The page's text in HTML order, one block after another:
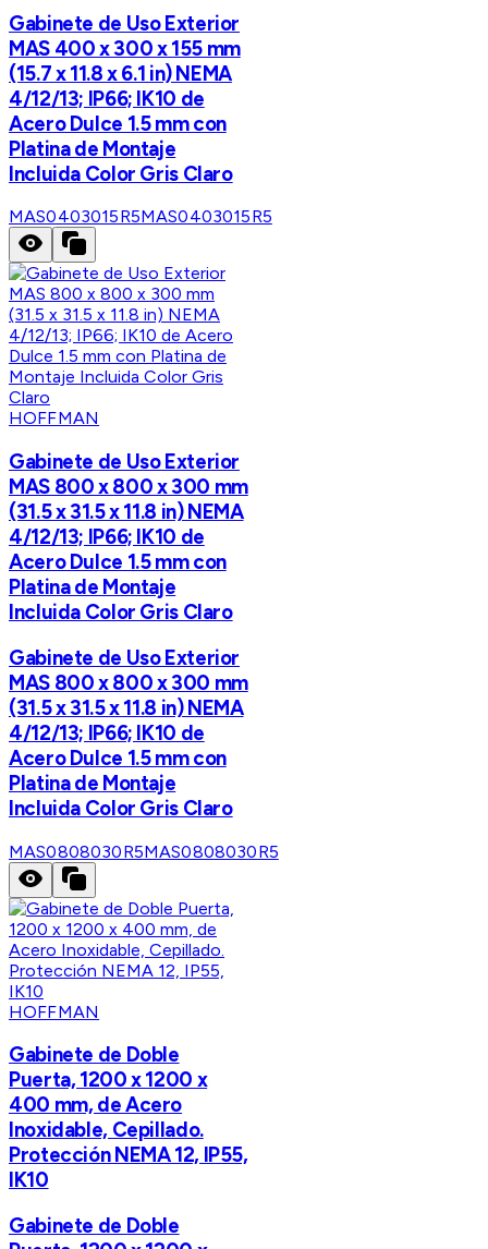
Gabinete de Uso Exterior
MAS 400 x 300 x 155 mm
(15.7 x 11.8 x 6.1 in) NEMA
4/12/13; IP66; IK10 de
Acero Dulce 1.5 mm con
Platina de Montaje
Incluida Color Gris Claro
MAS0403015R5MAS0403015R5
HOFFMAN
Gabinete de Uso Exterior
MAS 800 x 800 x 300 mm
(31.5 x 31.5 x 11.8 in) NEMA
4/12/13; IP66; IK10 de
Acero Dulce 1.5 mm con
Platina de Montaje
Incluida Color Gris Claro
Gabinete de Uso Exterior
MAS 800 x 800 x 300 mm
(31.5 x 31.5 x 11.8 in) NEMA
4/12/13; IP66; IK10 de
Acero Dulce 1.5 mm con
Platina de Montaje
Incluida Color Gris Claro
MAS0808030R5MAS0808030R5
HOFFMAN
Gabinete de Doble
Puerta, 1200 x 1200 x
400 mm, de Acero
Inoxidable, Cepillado.
Protección NEMA 12, IP55,
IK10
Gabinete de Doble